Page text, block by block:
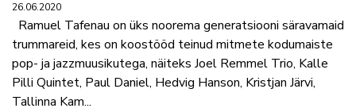
26.06.2020
Ramuel Tafenau on üks noorema generatsiooni säravamaid
trummareid, kes on koostööd teinud mitmete kodumaiste
pop- ja jazzmuusikutega, näiteks Joel Remmel Trio, Kalle
Pilli Quintet, Paul Daniel, Hedvig Hanson, Kristjan Järvi,
Tallinna Kam...